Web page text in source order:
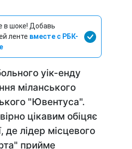
в шоке! Добавь
ленте вместе с РБК-
уік-енду
міланського
"Ювентуса".
цікавим обіцяє
де лідер місцевого
прийме